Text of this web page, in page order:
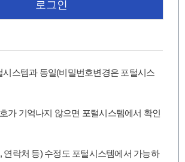
시스템과 동일(비밀번호변경은 포털시스
가 기억나지 않으면 포털시스템에서 확인
연락처 등) 수정도 포털시스템에서 가능하